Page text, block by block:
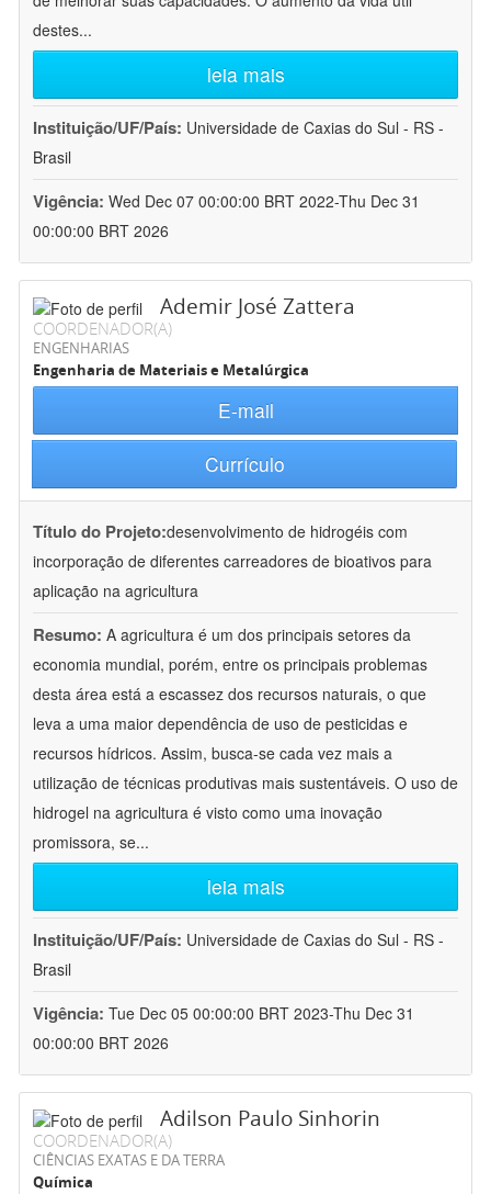
destes...
leia mais
Instituição/UF/País: Universidade de Caxias do Sul - RS -
Brasil
Vigência: Wed Dec 07 00:00:00 BRT 2022-Thu Dec 31
00:00:00 BRT 2026
Ademir José Zattera
COORDENADOR(A)
ENGENHARIAS
Engenharia de Materiais e Metalúrgica
E-mail
Currículo
Título do Projeto:desenvolvimento de hidrogéis com
incorporação de diferentes carreadores de bioativos para
aplicação na agricultura
Resumo: A agricultura é um dos principais setores da
economia mundial, porém, entre os principais problemas
desta área está a escassez dos recursos naturais, o que
leva a uma maior dependência de uso de pesticidas e
recursos hídricos. Assim, busca-se cada vez mais a
utilização de técnicas produtivas mais sustentáveis. O uso de
hidrogel na agricultura é visto como uma inovação
promissora, se...
leia mais
Instituição/UF/País: Universidade de Caxias do Sul - RS -
Brasil
Vigência: Tue Dec 05 00:00:00 BRT 2023-Thu Dec 31
00:00:00 BRT 2026
Adilson Paulo Sinhorin
COORDENADOR(A)
CIÊNCIAS EXATAS E DA TERRA
Química